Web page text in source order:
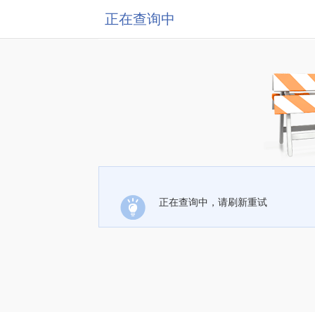
正在查询中
正在查询中，请刷新重试